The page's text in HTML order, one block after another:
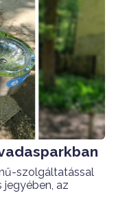
szolgáltatással
az